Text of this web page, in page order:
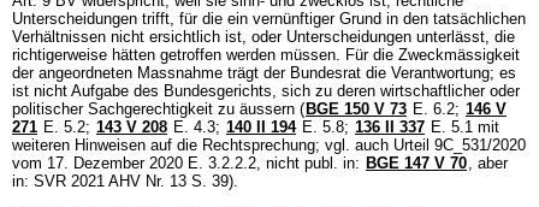
Unterscheidungen trifft, für die ein vernünftiger Grund in den tatsächlichen
Verhältnissen nicht ersichtlich ist, oder Unterscheidungen unterlässt, die
richtigerweise hätten getroffen werden müssen. Für die Zweckmässigkeit
der angeordneten Massnahme trägt der Bundesrat die Verantwortung; es
ist nicht Aufgabe des Bundesgerichts, sich zu deren wirtschaftlicher oder
politischer Sachgerechtigkeit zu äussern ( BGE 150 V 73 E. 6.2; 146 V
271 E. 5.2; 143 V 208 E. 4.3; 140 II 194 E. 5.8; 136 II 337 E. 5.1 mit
weiteren Hinweisen auf die Rechtsprechung; vgl. auch Urteil 9C_531/2020
vom 17. Dezember 2020 E. 3.2.2.2, nicht publ. in: BGE 147 V 70, aber
in: SVR 2021 AHV Nr. 13 S. 39).